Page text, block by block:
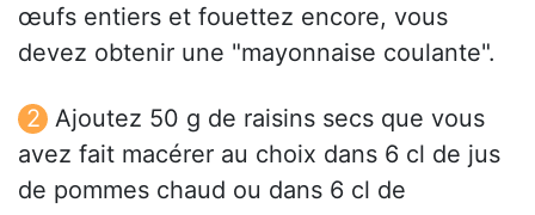
œufs entiers et fouettez encore, vous
devez obtenir une "mayonnaise coulante".
Ajoutez 50 g de raisins secs que vous
avez fait macérer au choix dans 6 cl de jus
de pommes chaud ou dans 6 cl de